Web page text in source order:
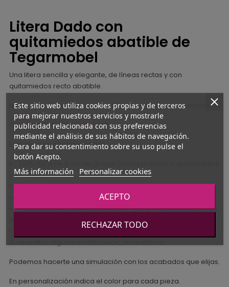
Litera Dado con
quitamiedos abatible de
Tegarmobel
Una litera sencilla y elegante, de líneas rectas y con
quitamiedos recto abatible.
No se incluyen el resto de muebles de la imagen ni colchones.
OPCIÓN MONTAJE CONSULTAR
Esta litera se caracteriza por:
Estructura de 5 cm de grosor (excepto trasera, quitamiedos
y escalera)
Refuerzo metálico en el interior de la base
Escalera móvil. Quitamiedos abatible.
Posibilidad de escructura bicolor (cara interior y exteriro de
diferente color, consultanos)
Cama superior e inferior para colchón de 90x190
Podemos hacerte una simulación con los acabados que elijas.
En personalización indica el color para cada pieza.
Este sitio web utiliza cookies propias y de terceros
para mejorar nuestros servicios y mostrarle
publicidad relacionada con sus preferencias
mediante el análisis de sus hábitos de navegación.
Para dar su consentimiento sobre su uso pulse el
botón Acepto.
Más información Personalizar cookies
RECHAZAR TODO
ACEPTO